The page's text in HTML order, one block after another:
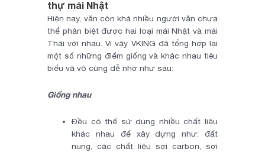
thự mái Nhật
Hiện nay, vẫn còn khá nhiều người vẫn chưa
thể phân biệt được hai loại mái Nhật và mái
Thái với nhau. Vì vậy VKING đã tổng hợp lại
một số những điểm giống và khác nhau tiêu
biểu và vô cùng dễ nhớ như sau:
Giống nhau
Đều có thể sử dụng nhiều chất liệu
khác nhau để xây dựng như: đất
nung, các chất liệu sợi carbon, sợi